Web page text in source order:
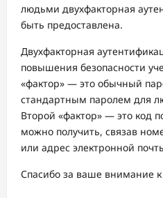
людьми двухфакторная
быть предоставлена.
Двухфакторная
повышения безопасности
«фактор» — это обычный
стандартным паролем для
Второй «фактор» — это код
можно получить, связав
или адрес электронной
Спасибо за ваше внимание